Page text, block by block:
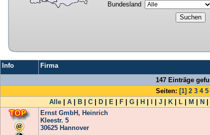
Bundesland
Info Firma
147 Einträge
Seiten: [1] 2 3 4 5
Alle
A B C D E F G H J K L M N
Ernst GmbH, Heinrich
Kleestr. 5
30625 Hannover